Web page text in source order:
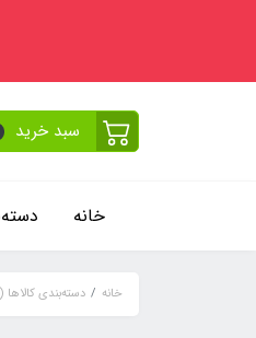
سبد خرید
خانه
خانه دسته‌بندی کالاها